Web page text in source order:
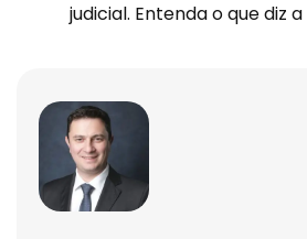
judicial. Entenda o que diz a